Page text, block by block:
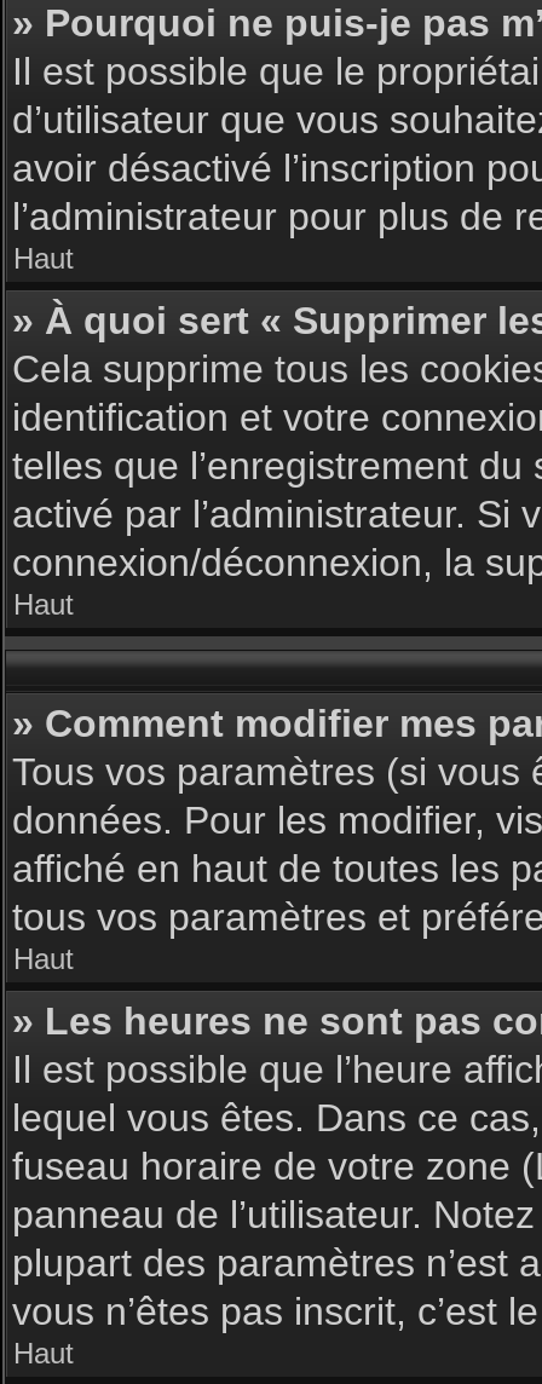
» Pourquoi ne puis-je pas
Il est possible que le
d’utilisateur que vous
avoir désactivé l’inscription
l’administrateur pour plus de
Haut
» À quoi sert « Supprimer
Cela supprime tous les
identification et votre
telles que l’enregistrement
activé par l’administrateur. Si
connexion/déconnexion, la
Haut
» Comment modifier mes
Tous vos paramètres (si
données. Pour les modifier,
affiché en haut de toutes les
tous vos paramètres et
Haut
» Les heures ne sont pas
Il est possible que l’heure
lequel vous êtes. Dans ce
fuseau horaire de votre zone
panneau de l’utilisateur.
plupart des paramètres n’est
vous n’êtes pas inscrit, c’est
Haut